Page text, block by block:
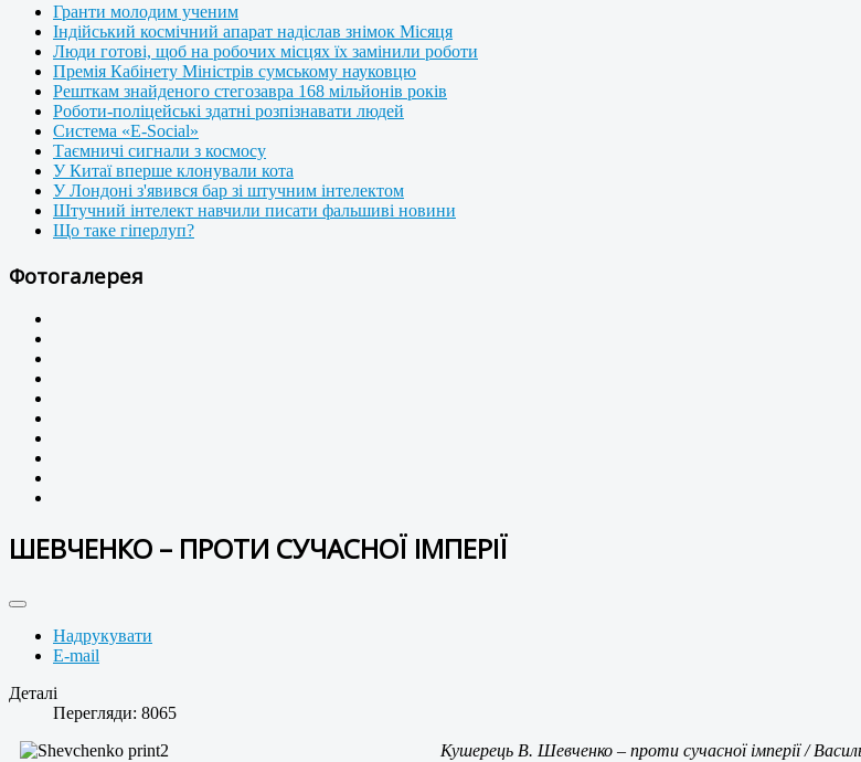
Гранти молодим ученим
Індійський космічний апарат надіслав знімок Місяця
Люди готові, щоб на робочих місцях їх замінили роботи
Премія Кабінету Міністрів сумському науковцю
Решткам знайденого стегозавра 168 мільйонів років
Роботи-поліцейські здатні розпізнавати людей
Система «E-Social»
Таємничі сигнали з космосу
У Китаї вперше клонували кота
У Лондоні з'явився бар зі штучним інтелектом
Штучний інтелект навчили писати фальшиві новини
Що таке гіперлуп?
Фотогалерея
ШЕВЧЕНКО – ПРОТИ СУЧАСНОЇ ІМПЕРІЇ
Надрукувати
E-mail
Деталі
Перегляди: 8065
Кушерець В. Шевченко – проти сучасної імперії /